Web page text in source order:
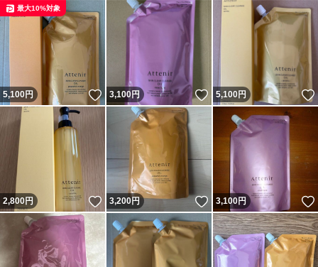
5,100円 いいね！
最大10%対象
3,100円 いいね！
5,100円
2,800円 いいね！
3,200円 いいね！
3,100円